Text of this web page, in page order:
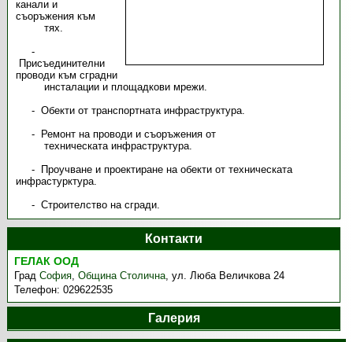
канали и
съоръжения към
тях.
-
Присъединителни
проводи към сградни
инсталации и площадкови мрежи.
- Обекти от транспортната инфраструктура.
- Ремонт на проводи и съоръжения от
техническата инфраструктура.
- Проучване и проектиране на обекти от техническата
инфрастурктура.
- Строителство на сгради.
Контакти
ГЕЛАК ООД
ГрадСофия,Община Столична,ул. Люба Величкова 24
Телефон:029622535
Галерия